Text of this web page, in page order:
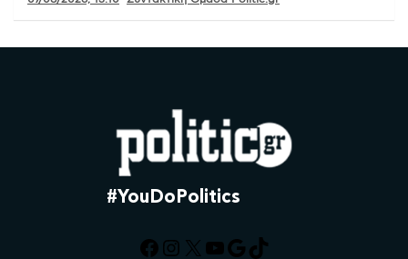
#YouDoPolitics
Facebook
Instagram
X YouTube
Google
TikTok